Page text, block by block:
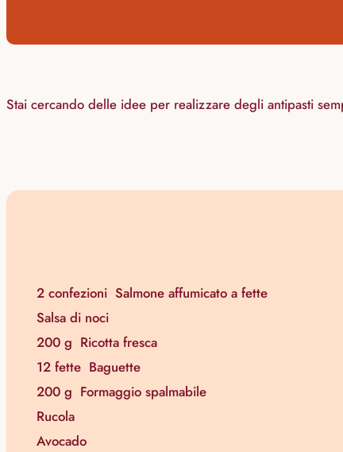
Stai cercando delle idee per realizzare degli antipasti
2 confezioni Salmone affumicato a fette
Salsa di noci
200 g Ricotta fresca
12 fette Baguette
200 g Formaggio spalmabile
Rucola
Avocado